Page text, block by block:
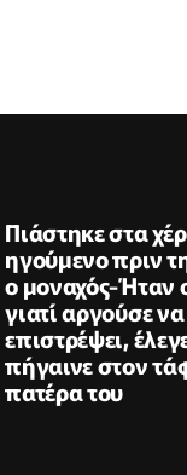
Πιάστηκε στα
ηγούμενο πριν
ο μοναχός-Ήταν
γιατί αργούσε να
επιστρέψει,
πήγαινε στον
πατέρα του